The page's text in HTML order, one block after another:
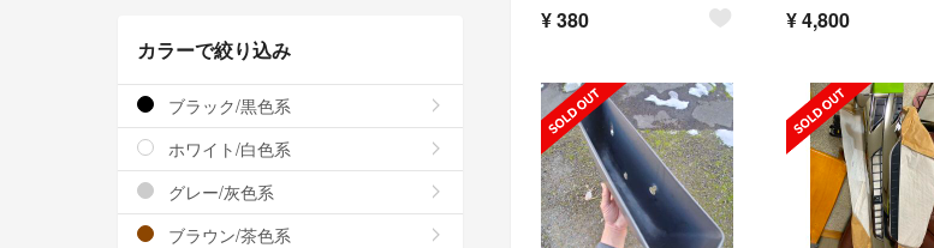
¥380 ¥4,800
カラーで絞り込み
ブラック/黒色系
ホワイト/白色系
グレー/灰色系
ブラウン/茶色系